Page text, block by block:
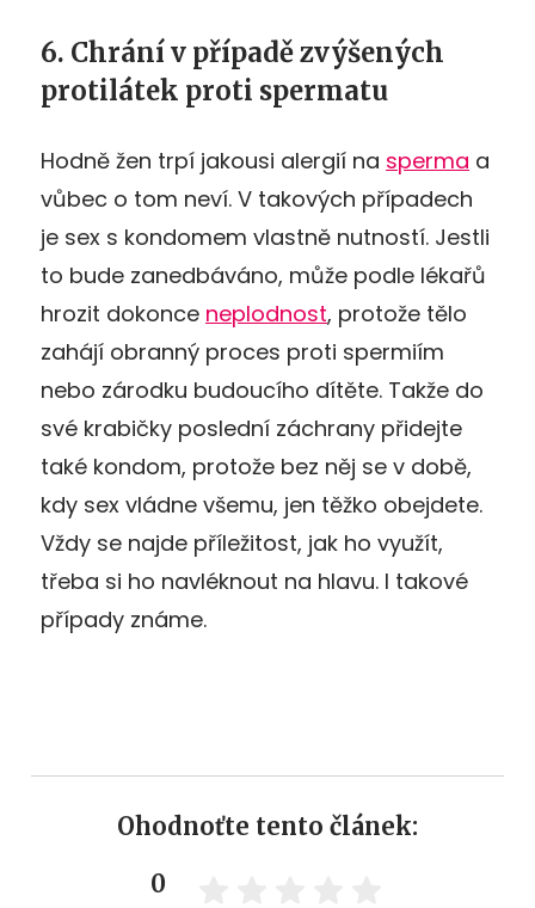
6. Chrání v případě zvýšených
protilátek proti spermatu
Hodně žen trpí jakousi alergií na sperma a
vůbec o tom neví. V takových případech
je sex s kondomem vlastně nutností. Jestli
to bude zanedbáváno, může podle lékařů
hrozit dokonce neplodnost, protože tělo
zahájí obranný proces proti spermiím
nebo zárodku budoucího dítěte. Takže do
své krabičky poslední záchrany přidejte
také kondom, protože bez něj se v době,
kdy sex vládne všemu, jen těžko obejdete.
Vždy se najde příležitost, jak ho využít,
třeba si ho navléknout na hlavu. I takové
případy známe.
Ohodnoťte tento článek:
0